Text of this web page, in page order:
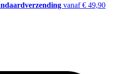
vanaf € 49,90